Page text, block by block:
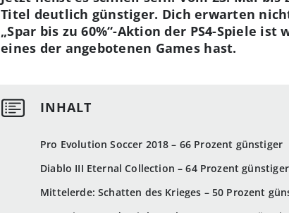
Pro Evolution Soccer 2018 – 66 Prozent günstiger
Diablo III Eternal Collection – 64 Prozent günstiger
Mittelerde: Schatten des Krieges – 50 Prozent
Titel deutlich günstiger. Dich erwarten
„Spar bis zu 60%“-Aktion der PS4-Spiele
eines der angebotenen Games hast.